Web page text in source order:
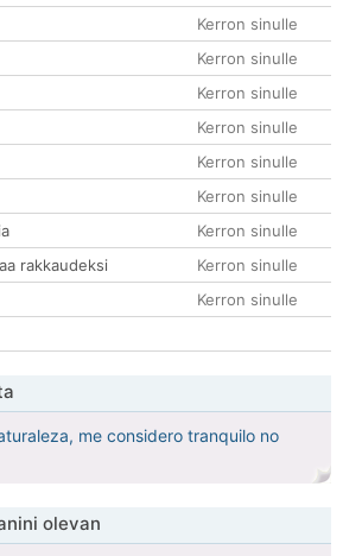
Kerron sinulle
Kerron sinulle
Kerron sinulle
Kerron sinulle
Kerron sinulle
Kerron sinulle
Kerron sinulle
rakkaudeksi
Kerron sinulle
Kerron sinulle
me considero tranquilo no
olevan